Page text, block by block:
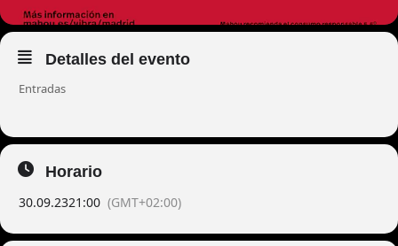
Detalles del evento
Entradas
Horario
30.09.2321:00 (GMT+02:00)